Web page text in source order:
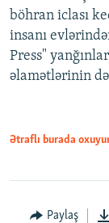
böhran iclası
insanı
Press"
əlamətlərinin
Ətraflı burada
Paylaş